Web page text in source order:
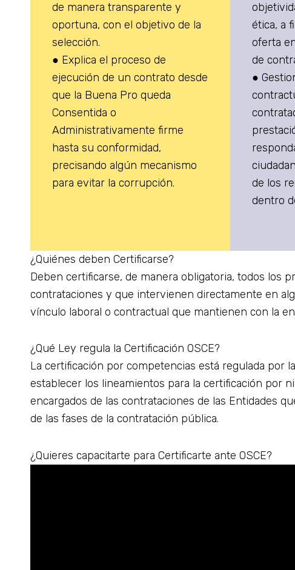
de manera transparente y
oportuna, con el objetivo de la
selección.
● Explica el proceso de
ejecución de un contrato desde
que la Buena Pro queda
Consentida o
Administrativamente firme
hasta su conformidad,
precisando algún mecanismo
para evitar la corrupción.
ética, a
oferta
de
●
de los
dentro
¿Quiénes deben Certificarse?
Deben certificarse, de manera obligatoria, todos los
contrataciones y que intervienen directamente en
vínculo laboral o contractual que mantienen con la
¿Qué Ley regula la Certificación OSCE?
La certificación por competencias está regulada por
establecer los lineamientos para la certificación por
encargados de las contrataciones de las Entidades
de las fases de la contratación pública.
¿Quieres capacitarte para Certificarte ante OSCE?